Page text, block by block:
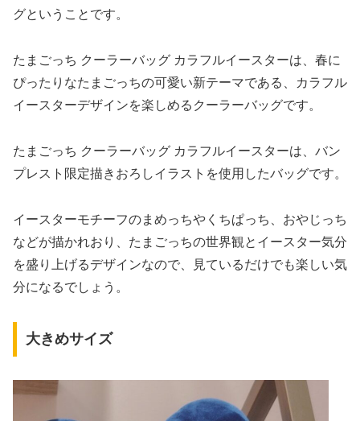
グということです。
たまごっち クーラーバッグ カラフルイースターは、春に
ぴったりなたまごっちの可愛い新テーマである、カラフル
イースターデザインを楽しめるクーラーバッグです。
たまごっち クーラーバッグ カラフルイースターは、バン
プレスト限定描きおろしイラストを使用したバッグです。
イースターモチーフのまめっちやくちぱっち、おやじっち
などが描かれおり、たまごっちの世界観とイースター気分
を盛り上げるデザインなので、見ているだけでも楽しい気
分になるでしょう。
大きめサイズ